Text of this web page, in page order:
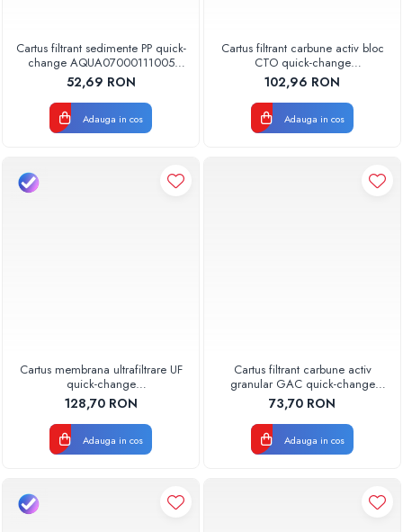
Cartus filtrant sedimente PP quick-
change AQUA07000111005
Aquapur Valhoh Valrom
52,69 RON
Adauga in cos
Cartus filtrant carbune activ bloc
CTO quick-change
AQUA07010411000 Aquapur
Valhoh Valrom
102,96 RON
Adauga in cos
Cartus membrana ultrafiltrare UF
quick-change
AQUA08000011001 Aquapur
Valhoh Valrom
128,70 RON
Adauga in cos
Cartus filtrant carbune activ
granular GAC quick-change
AQUA07000511000 Aquapur
Valhoh Valrom
73,70 RON
Adauga in cos